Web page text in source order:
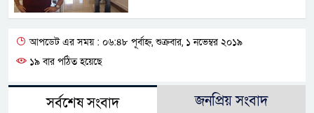
আপডেট এর সময় : ০৬:৪৮ পূর্বাহ্ন, শুক্রবার, ১ নভেম্বর ২০১৯
১৯ বার পঠিত হয়েছে
সর্বশেষ সংবাদ জনপ্রিয় সংবাদ